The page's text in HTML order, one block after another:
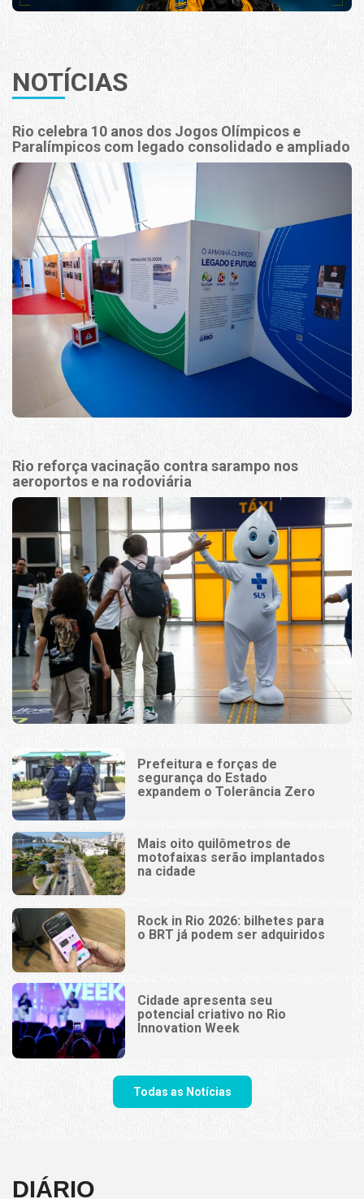
NOTÍCIAS
Rio celebra 10 anos dos Jogos Olímpicos e
Paralímpicos com legado consolidado e ampliado
Rio reforça vacinação contra sarampo nos
aeroportos e na rodoviária
Prefeitura e forças de
segurança do Estado
expandem o Tolerância Zero
Mais oito quilômetros de
motofaixas serão implantados
na cidade
Rock in Rio 2026: bilhetes para
o BRT já podem ser adquiridos
Cidade apresenta seu
potencial criativo no Rio
Innovation Week
Todas as Notícias
DIÁRIO